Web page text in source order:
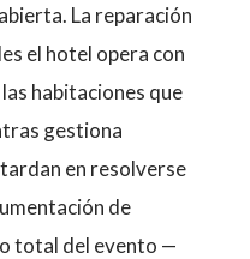
La reparación
el hotel opera con
habitaciones que
gestiona
en resolverse
de
total del evento —